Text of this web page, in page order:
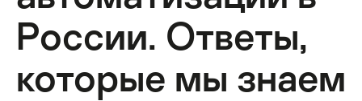
России. Ответы,
которые мы знаем